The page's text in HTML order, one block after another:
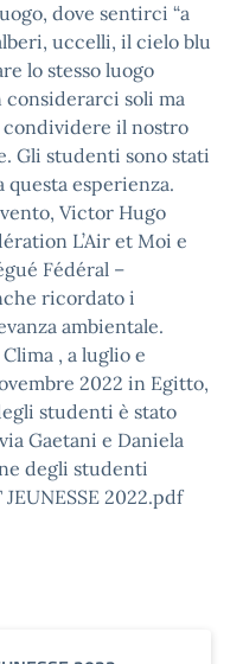
dove sentirci “a
uccelli, il cielo blu
lo stesso luogo
soli ma
il nostro
Gli studenti sono stati
esperienza.
Victor Hugo
L’Air et Moi e
Fédéral –
ricordato i
ambientale.
, a luglio e
2022 in Egitto,
studenti è stato
Gaetani e Daniela
degli studenti
2022.pdf